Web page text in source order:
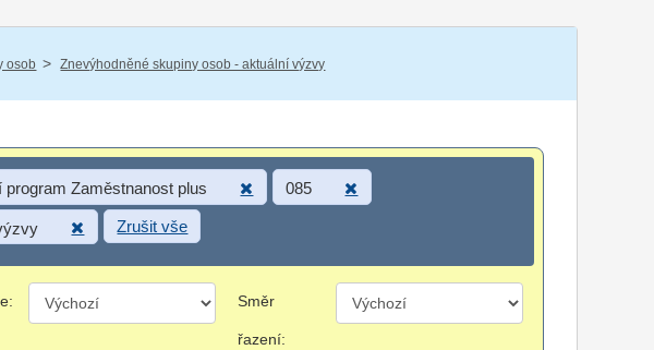
osob / Znevýhodněné skupiny osob - aktuální výzvy
program Zaměstnanost plus 085
Zrušit vše
Směr
řazení: